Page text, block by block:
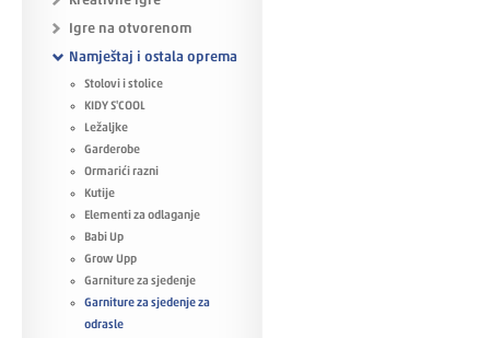
Igre na otvorenom
Namještaj i ostala oprema
Stolovi i stolice
KIDY S'COOL
Ležaljke
Garderobe
Ormarići razni
Kutije
Elementi za odlaganje
Babi Up
Grow Upp
Garniture za sjedenje
Garniture za sjedenje za
odrasle